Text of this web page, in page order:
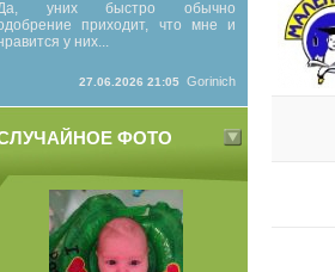
уних быстро обычно
приходит, что мне и
у них...
27.06.2026 21:05 Gorinich
ФОТО